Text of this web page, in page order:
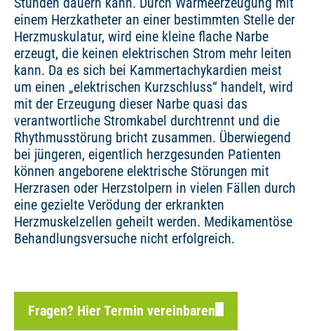
einem Herzkatheter an einer bestimmten Stelle der
Herzmuskulatur, wird eine kleine flache Narbe
erzeugt, die keinen elektrischen Strom mehr leiten
kann. Da es sich bei Kammertachykardien meist
um einen „elektrischen Kurzschluss“ handelt, wird
mit der Erzeugung dieser Narbe quasi das
verantwortliche Stromkabel durchtrennt und die
Rhythmusstörung bricht zusammen. Überwiegend
bei jüngeren, eigentlich herzgesunden Patienten
können angeborene elektrische Störungen mit
Herzrasen oder Herzstolpern in vielen Fällen durch
eine gezielte Verödung der erkrankten
Herzmuskelzellen geheilt werden. Medikamentöse
Behandlungsversuche nicht erfolgreich.
Fragen? Hier Termin vereinbaren